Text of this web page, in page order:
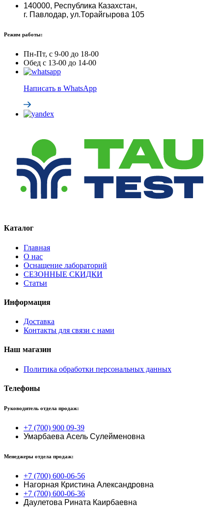
140000, Республика Казахстан,
г. Павлодар, ул.Торайгырова 105
Режим работы:
Пн-Пт, с 9-00 до 18-00
Обед с 13-00 до 14-00
Написать в WhatsApp
Каталог
Главная
О нас
Оснащение лабораторий
СЕЗОННЫЕ СКИДКИ
Статьи
Информация
Доставка
Контакты для связи с нами
Наш магазин
Политика обработки персональных данных
Телефоны
Руководитель отдела продаж:
+7 (700) 900 09-39
Умарбаева Асель Сулейменовна
Менеджеры отдела продаж:
+7 (700) 600-06-56
Нагорная Кристина Александровна
+7 (700) 600-06-36
Даулетова Рината Каирбаевна